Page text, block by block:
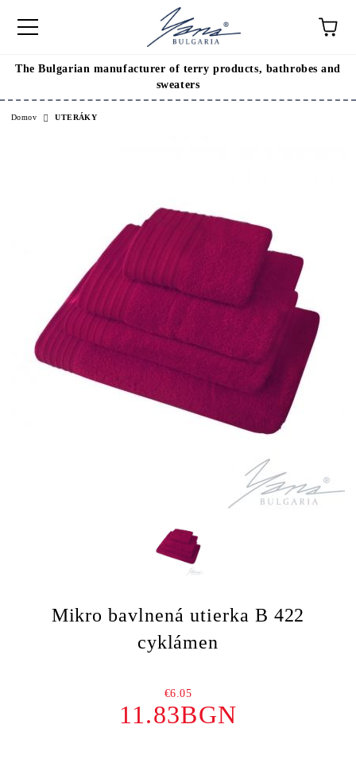
The Bulgarian manufacturer of terry products, bathrobes and
sweaters
Domov UTERÁKY
Mikro bavlnená utierka B 422
cyklámen
€6.05
11.83BGN